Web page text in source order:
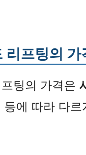
리프팅의 가
팅의 가격은
등에 따라 다